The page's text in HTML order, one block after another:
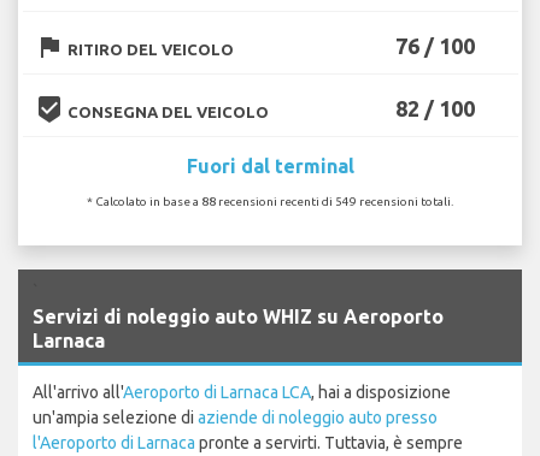
flag RITIRO DEL VEICOLO 76 / 100
beenhere CONSEGNA DEL VEICOLO 82 / 100
Fuori dal terminal
* Calcolato in base a 88 recensioni recenti di 549 recensioni totali.
Servizi di noleggio auto WHIZ su Aeroporto
Larnaca
All'arrivo all'Aeroporto di Larnaca LCA, hai a disposizione
un'ampia selezione di aziende di noleggio auto presso
l'Aeroporto di Larnaca pronte a servirti. Tuttavia, è sempre